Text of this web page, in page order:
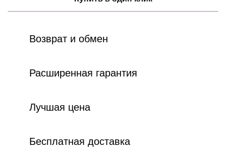
Возврат и обмен
Расширенная гарантия
Лучшая цена
Бесплатная доставка